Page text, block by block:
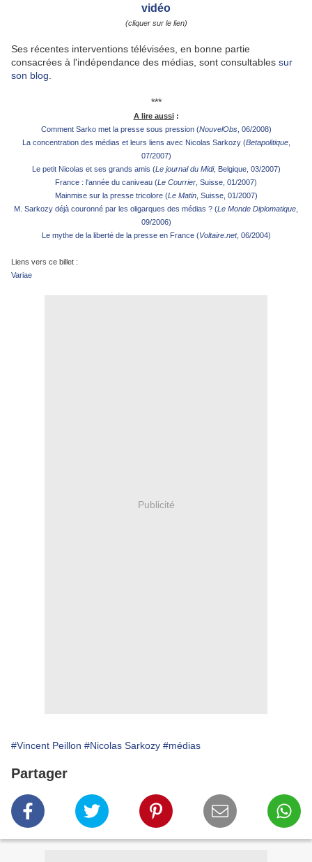
vidéo
(cliquer sur le lien)
Ses récentes interventions télévisées, en bonne partie
consacrées à l'indépendance des médias, sont consultables sur
son blog
***
A lire aussi:
Comment Sarko met la presse sous pression (NouvelObs, 06/2008)
La concentration des médias et leurs liens avec Nicolas Sarkozy (Betapolitique,
07/2007)
Le petit Nicolas et ses grands amis (Le journal du Midi, Belgique, 03/2007)
France : l'année du caniveau (Le Courrier , Suisse, 01/2007)
Mainmise sur la presse tricolore (Le Matin, Suisse, 01/2007)
M. Sarkozy déjà couronné par les oligarques des médias ? (Le Monde Diplomatique
09/2006)
Le mythe de la liberté de la presse en France (Voltaire.net, 06/2004)
Liens vers ce billet :
Variae
Publicité
#Vincent Peillon #Nicolas Sarkozy #médias
Partager